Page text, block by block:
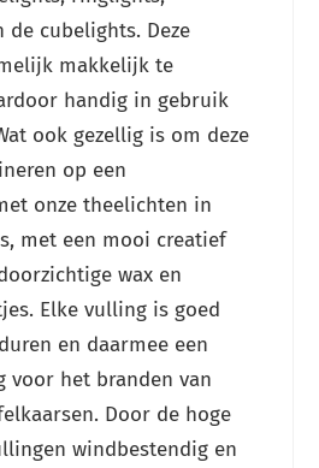
cubelights. Deze
makkelijk te
handig in gebruik
ook gezellig is om deze
op een
onze theelichten in
met een mooi creatief
wax en
Elke vulling is goed
en daarmee een
voor het branden van
Door de hoge
windbestendig en